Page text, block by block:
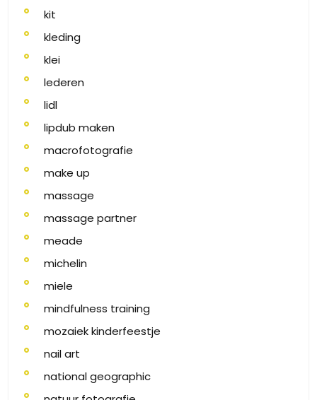
kit
kleding
klei
lederen
lidl
lipdub maken
macrofotografie
make up
massage
massage partner
meade
michelin
miele
mindfulness training
mozaiek kinderfeestje
nail art
national geographic